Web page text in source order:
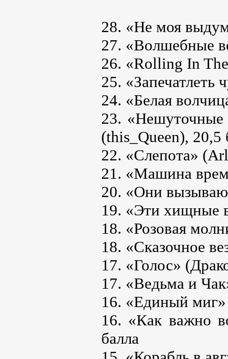
28. «Не моя
27. «Волшебные
26. «Rolling In
25. «Запечатлеть
24. «Белая
23. «Нешуточные
(this_Queen), 20,5
22. «Слепота»
21. «Машина
20. «Они
19. «Эти хищные
18. «Розовая
18. «Сказочное
17. «Голос»
17. «Ведьма и
16. «Единый миг»
16. «Как важно
балла